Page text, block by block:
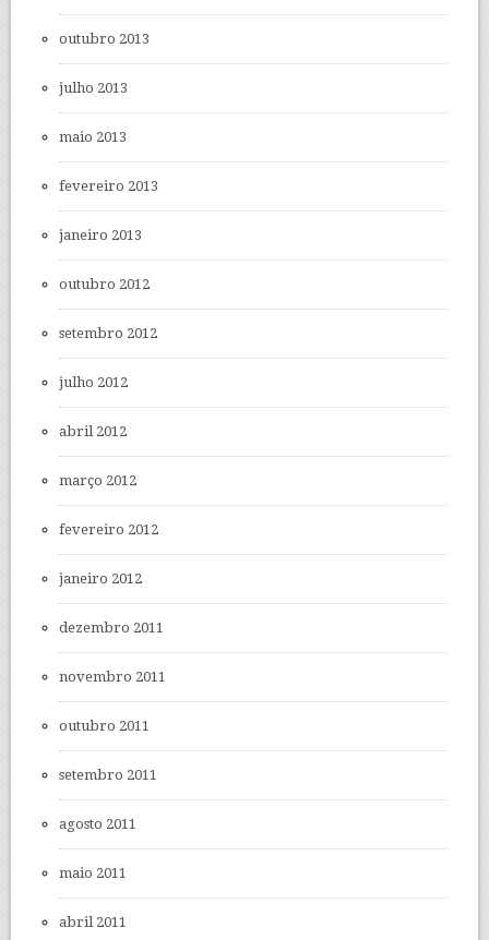
outubro 2013
julho 2013
maio 2013
fevereiro 2013
janeiro 2013
outubro 2012
setembro 2012
julho 2012
abril 2012
março 2012
fevereiro 2012
janeiro 2012
dezembro 2011
novembro 2011
outubro 2011
setembro 2011
agosto 2011
maio 2011
abril 2011